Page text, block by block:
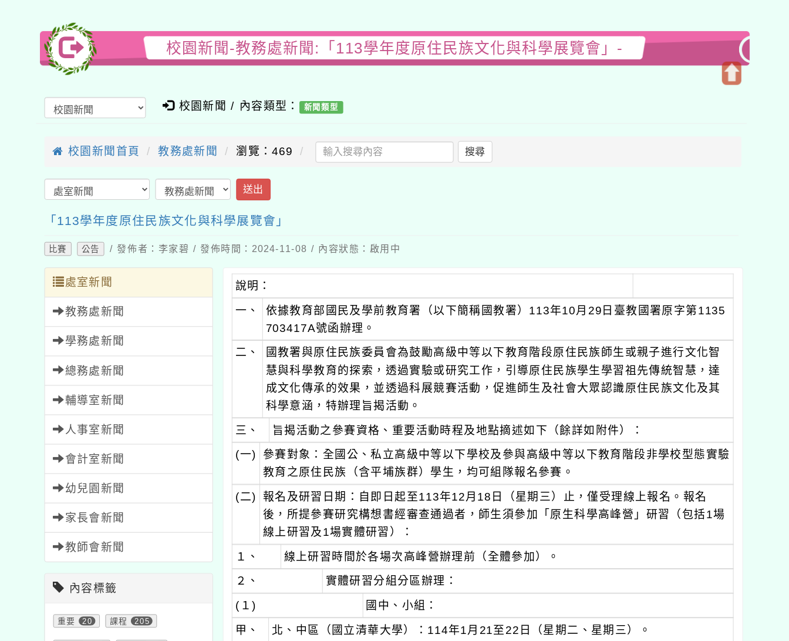
校園新聞-教務處新聞:「113學年度原住民族文化與科學展覽會」-
校園新聞 / 內容類型： 新聞類型
校園新聞首頁 教務處新聞 瀏覽：469 搜尋
送出
「113學年度原住民族文化與科學展覽會」
比賽 公告 / 發佈者：李家碧 / 發佈時間：2024-11-08 / 內容狀態：啟用中
處室新聞
教務處新聞
學務處新聞
總務處新聞
輔導室新聞
人事室新聞
會計室新聞
幼兒園新聞
家長會新聞
教師會新聞
內容標籤
重要 20 課程 205
說明：
一、
依據教育部國民及學前教育署（以下簡稱國教署）113年10月29日臺教國署原字第1135
703417A號函辦理。
二、 國教署與原住民族委員會為鼓勵高級中等以下教育階段原住民族師生或親子進行文化智
慧與科學教育的探索，透過實驗或研究工作，引導原住民族學生學習祖先傳統智慧，達
成文化傳承的效果，並透過科展競賽活動，促進師生及社會大眾認識原住民族文化及其
科學意涵，特辦理旨揭活動。
三、
旨揭活動之參賽資格、重要活動時程及地點摘述如下（餘詳如附件）：
(一)
參賽對象：全國公、私立高級中等以下學校及參與高級中等以下教育階段非學校型態實驗
教育之原住民族（含平埔族群）學生，均可組隊報名參賽。
(二)
報名及研習日期：自即日起至113年12月18日（星期三）止，僅受理線上報名。報名
後，所提參賽研究構想書經審查通過者，師生須參加「原生科學高峰營」研習（包括1場
線上研習及1場實體研習）：
１、
線上研習時間於各場次高峰營辦理前（全體參加）。
２、 實體研習分組分區辦理：
(１) 國中、小組：
甲、 北、中區（國立清華大學）：114年1月21至22日（星期二、星期三）。